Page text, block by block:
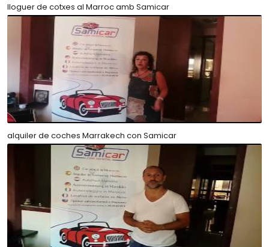
lloguer de cotxes al Marroc amb Samicar
alquiler de coches Marrakech con Samicar